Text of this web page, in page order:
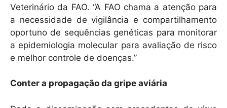
Veterinário da FAO. “A FAO chama a atenção para
a necessidade de vigilância e compartilhamento
oportuno de sequências genéticas para monitorar
a epidemiologia molecular para avaliação de risco
e melhor controle de doenças.”
Conter a propagação da gripe aviária